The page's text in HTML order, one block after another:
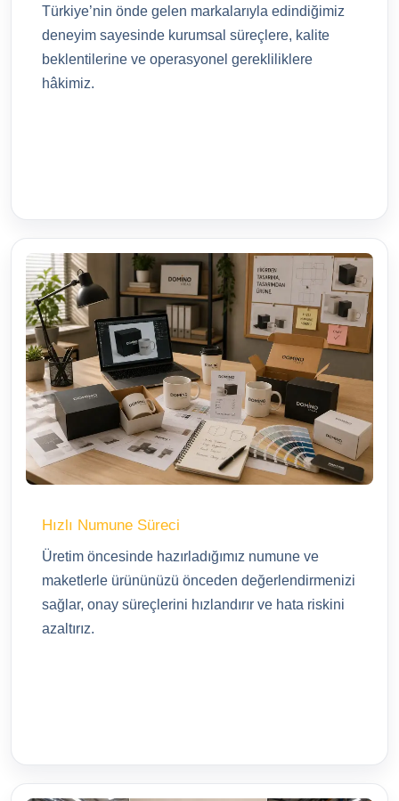
Türkiye’nin önde gelen markalarıyla edindiğimiz
deneyim sayesinde kurumsal süreçlere, kalite
beklentilerine ve operasyonel gerekliliklere
hâkimiz.
Hızlı Numune Süreci
Üretim öncesinde hazırladığımız numune ve
maketlerle ürününüzü önceden değerlendirmenizi
sağlar, onay süreçlerini hızlandırır ve hata riskini
azaltırız.